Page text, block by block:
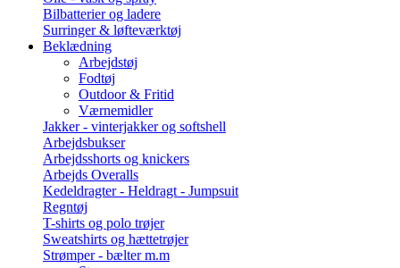
Bilbatterier og ladere
Surringer & løfteværktøj
Beklædning
Arbejdstøj
Fodtøj
Outdoor & Fritid
Værnemidler
Jakker - vinterjakker og softshell
Arbejdsbukser
Arbejdsshorts og knickers
Arbejds Overalls
Kedeldragter - Heldragt - Jumpsuit
Regntøj
T-shirts og polo trøjer
Sweatshirts og hættetrøjer
Strømper - bælter m.m